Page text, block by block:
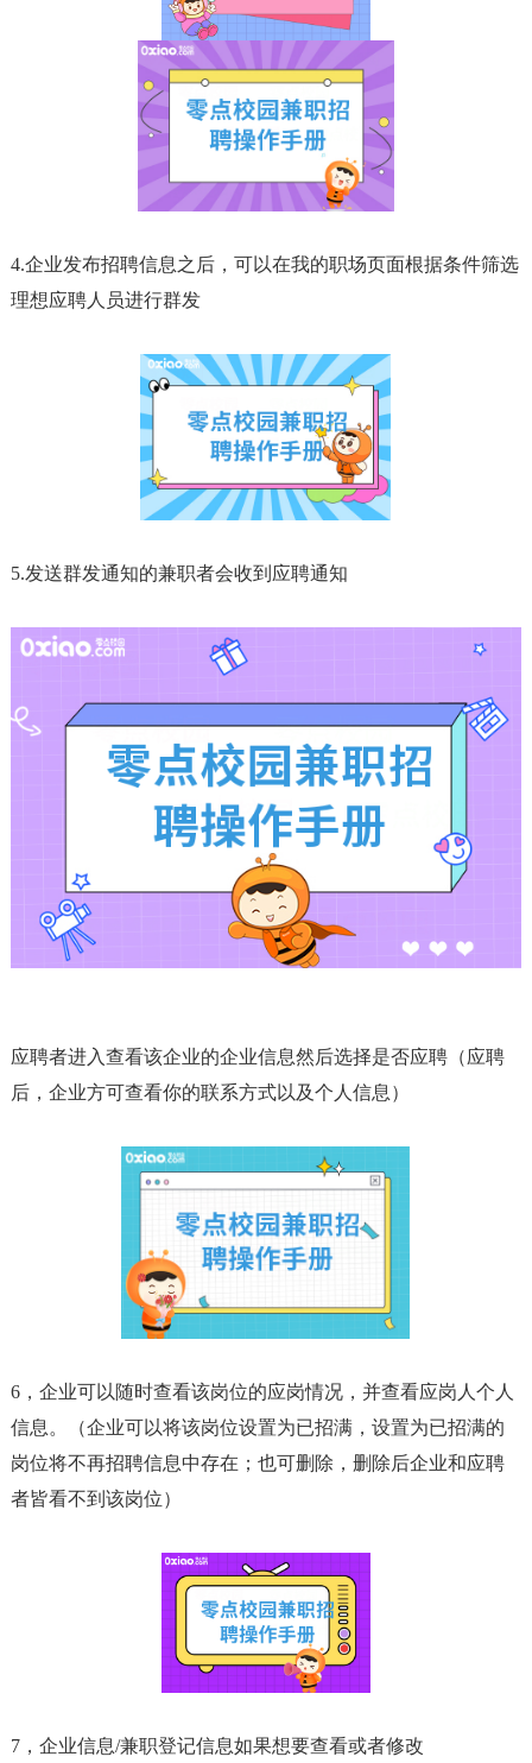
4.企业发布招聘信息之后，可以在我的职场页面根据条件筛选
理想应聘人员进行群发
5.发送群发通知的兼职者会收到应聘通知
应聘者进入查看该企业的企业信息然后选择是否应聘（应聘
后，企业方可查看你的联系方式以及个人信息）
6，企业可以随时查看该岗位的应岗情况，并查看应岗人个人
信息。（企业可以将该岗位设置为已招满，设置为已招满的
岗位将不再招聘信息中存在；也可删除，删除后企业和应聘
者皆看不到该岗位）
7，企业信息/兼职登记信息如果想要查看或者修改